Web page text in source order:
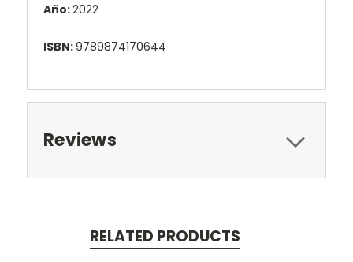
Año:2022
ISBN:9789874170644
Reviews
RELATED PRODUCTS